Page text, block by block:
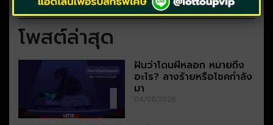
โพสต์ล่าสุด
ฝันว่าโดนผีหลอก หมายถึง
อะไร? ลางร้ายหรือโชคกำลัง
มา
04/08/2026